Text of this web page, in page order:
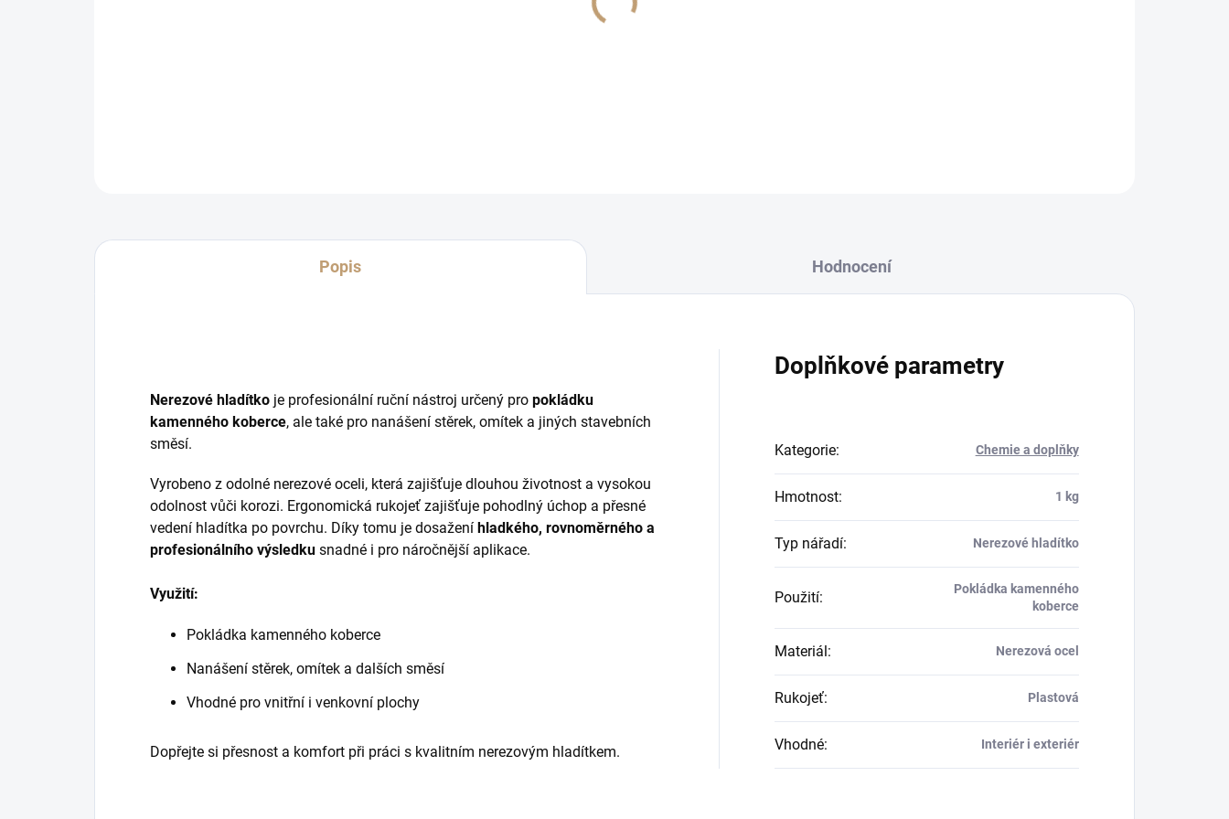
Popis Hodnocení
Nerezové hladítko je profesionální ruční nástroj určený pro pokládku
kamenného koberce, ale také pro nanášení stěrek, omítek a jiných stavebních
směsí.
Vyrobeno z odolné nerezové oceli, která zajišťuje dlouhou životnost a vysokou
odolnost vůči korozi. Ergonomická rukojeť zajišťuje pohodlný úchop a přesné
vedení hladítka po povrchu. Díky tomu je dosažení hladkého, rovnoměrného a
profesionálního výsledku snadné i pro náročnější aplikace.
Využití:
Pokládka kamenného koberce
Nanášení stěrek, omítek a dalších směsí
Vhodné pro vnitřní i venkovní plochy
Dopřejte si přesnost a komfort při práci s kvalitním nerezovým hladítkem.
Doplňkové parametry
Kategorie: Chemie a doplňky
Hmotnost: 1 kg
Typ nářadí: Nerezové hladítko
Použití:
Pokládka kamenného
koberce
Materiál : Nerezová ocel
Rukojeť: Plastová
Vhodné: Interiér i exteriér